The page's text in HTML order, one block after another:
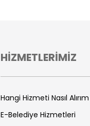
HİZMETLERİMİZ
Hangi Hizmeti Nasıl Alırım
E-Belediye Hizmetleri